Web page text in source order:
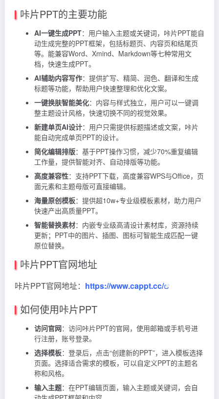
咔片PPT的主要功能
AI一键生成PPT：用户输入主题或关键词，咔片PPT能自
动生成完整的PPT框架，包括标题页、内容页和结尾页
等。能兼容Word、Xmind、Markdown等七种常用文
档，快速生成PPT。
AI辅助内容写作：提供扩写、精简、润色、翻译和生成
标题等功能，帮助用户快速整理和优化文案。
一键换肤智能美化：内容与样式独立，用户可以一键调
整主题设计风格，快速切换不同的视觉效果。
新建单页AI设计：用户只需提供标题描述或文案，咔片
能自动完成单页PPT的设计。
简化编辑排版：基于PPT操作习惯，减少70%重复编辑
工作量，提供智能对齐、自动排版等功能。
高度兼容性：支持PPT下载，高度兼容WPS与Office，页
面元素和主题母版可直接编辑。
海量原创模板：提供超10w+专业级模板素材，助力用户
快速产出高质量PPT。
智能替换素材：内嵌专业级高清设计素材库，资源持续
更新；PPT中的图片、插图、图标可智能生成匹配一键
原位替换。
咔片PPT官网地址
咔片PPT官网地址： https://www.cappt.cc/
如何使用咔片PPT
访问官网：访问咔片PPT的官网，使用邮箱或手机号进
行注册，账号登录。
选择模板：登录后，点击“创建新的PPT”，进入模板选择
页面。选择适合需求的模板，可以自定义PPT的主题名
称和风格。
输入主题：在PPT编辑页面，输入主题或关键词，会自